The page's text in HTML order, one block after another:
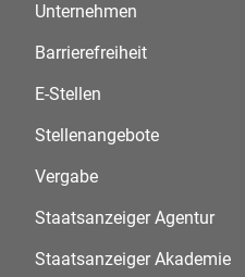
Unternehmen
Barrierefreiheit
E-Stellen
Stellenangebote
Vergabe
Staatsanzeiger Agentur
Staatsanzeiger Akademie